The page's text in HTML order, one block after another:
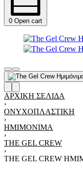
0 Open cart
ΑΡΧΙΚΉ ΣΕΛΊΔΑ
›
ΟΝΥΧΟΠΛΑΣΤΙΚΉ
›
ΗΜΙΜΌΝΙΜΑ
›
THE GEL CREW
›
THE GEL CREW